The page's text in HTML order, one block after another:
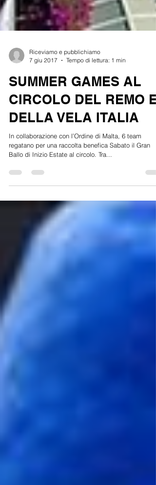
7 giu 2017
Tempo di lettura: 1 min
SUMMER GAMES AL
CIRCOLO DEL REMO E
DELLA VELA ITALIA
In collaborazione con l’Ordine di Malta, 6 team
Ballo di Inizio Estate al circolo. Tra...